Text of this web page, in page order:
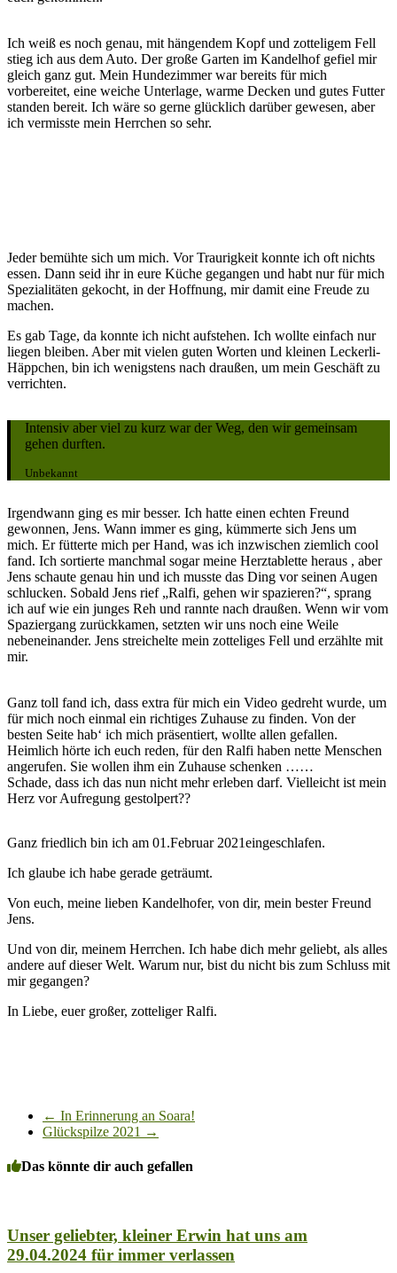
Ich weiß es noch genau, mit hängendem Kopf und zotteligem Fell
stieg ich aus dem Auto. Der große Garten im Kandelhof gefiel mir
gleich ganz gut. Mein Hundezimmer war bereits für mich
vorbereitet, eine weiche Unterlage, warme Decken und gutes Futter
standen bereit. Ich wäre so gerne glücklich darüber gewesen, aber
ich vermisste mein Herrchen so sehr.
Jeder bemühte sich um mich. Vor Traurigkeit konnte ich oft nichts
essen. Dann seid ihr in eure Küche gegangen und habt nur für mich
Spezialitäten gekocht, in der Hoffnung, mir damit eine Freude zu
machen.
Es gab Tage, da konnte ich nicht aufstehen. Ich wollte einfach nur
liegen bleiben. Aber mit vielen guten Worten und kleinen Leckerli-
Häppchen, bin ich wenigstens nach draußen, um mein Geschäft zu
verrichten.
Intensiv aber viel zu kurz war der Weg, den wir gemeinsam
gehen durften.
Unbekannt
Irgendwann ging es mir besser. Ich hatte einen echten Freund
gewonnen, Jens. Wann immer es ging, kümmerte sich Jens um
mich. Er fütterte mich per Hand, was ich inzwischen ziemlich cool
fand. Ich sortierte manchmal sogar meine Herztablette heraus , aber
Jens schaute genau hin und ich musste das Ding vor seinen Augen
schlucken. Sobald Jens rief „Ralfi, gehen wir spazieren?“, sprang
ich auf wie ein junges Reh und rannte nach draußen. Wenn wir vom
Spaziergang zurückkamen, setzten wir uns noch eine Weile
nebeneinander. Jens streichelte mein zotteliges Fell und erzählte mit
mir.
Ganz toll fand ich, dass extra für mich ein Video gedreht wurde, um
für mich noch einmal ein richtiges Zuhause zu finden. Von der
besten Seite hab‘ ich mich präsentiert, wollte allen gefallen.
Heimlich hörte ich euch reden, für den Ralfi haben nette Menschen
angerufen. Sie wollen ihm ein Zuhause schenken ……
Schade, dass ich das nun nicht mehr erleben darf. Vielleicht ist mein
Herz vor Aufregung gestolpert??
Ganz friedlich bin ich am 01.Februar 2021eingeschlafen.
Ich glaube ich habe gerade geträumt.
Von euch, meine lieben Kandelhofer, von dir, mein bester Freund
Jens.
Und von dir, meinem Herrchen. Ich habe dich mehr geliebt, als alles
andere auf dieser Welt. Warum nur, bist du nicht bis zum Schluss mit
mir gegangen?
In Liebe, euer großer, zotteliger Ralfi.
← In Erinnerung an Soara!
Glückspilze 2021 →
Das könnte dir auch gefallen
Unser geliebter, kleiner Erwin hat uns am
29.04.2024 für immer verlassen